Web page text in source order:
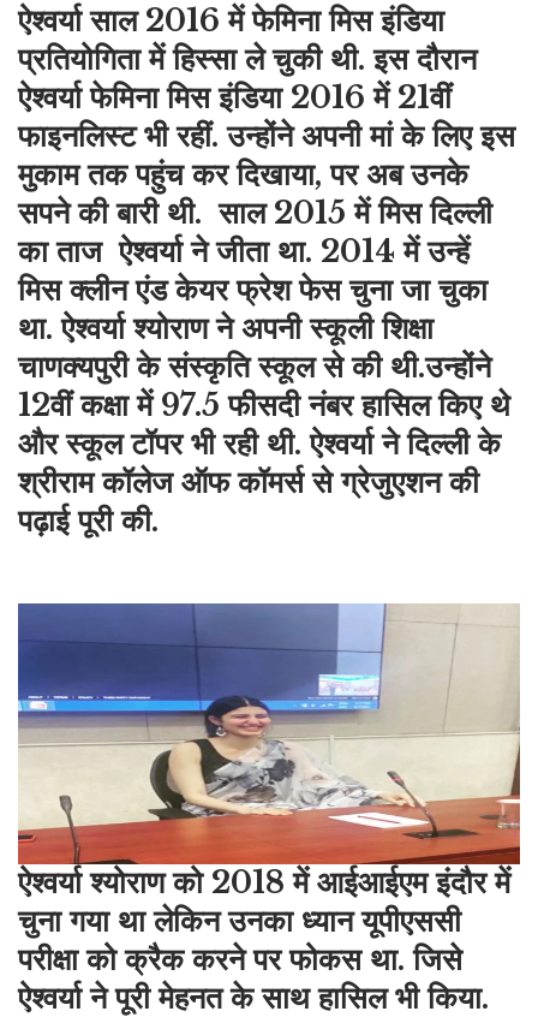
ऐश्वर्या साल 2016 में फेमिना मिस इंडिया
प्रतियोगिता में हिस्सा ले चुकी थी. इस दौरान
ऐश्वर्या फेमिना मिस इंडिया 2016 में 21वीं
फाइनलिस्ट भी रहीं. उन्होंने अपनी मां के लिए इस
मुकाम तक पहुंच कर दिखाया, पर अब उनके
सपने की बारी थी. साल 2015 में मिस दिल्ली
का ताज ऐश्वर्या ने जीता था. 2014 में उन्हें
मिस क्लीन एंड केयर फ्रेश फेस चुना जा चुका
था. ऐश्वर्या श्योराण ने अपनी स्कूली शिक्षा
चाणक्यपुरी के संस्कृति स्कूल से की थी.उन्होंने
12वीं कक्षा में 97.5 फीसदी नंबर हासिल किए थे
और स्कूल टॉपर भी रही थी. ऐश्वर्या ने दिल्ली के
श्रीराम कॉलेज ऑफ कॉमर्स से ग्रेजुएशन की
पढ़ाई पूरी की.
ऐश्वर्या श्योराण को 2018 में आईआईएम इंदौर में
चुना गया था लेकिन उनका ध्यान यूपीएससी
परीक्षा को क्रैक करने पर फोकस था. जिसे
ऐश्वर्या ने पूरी मेहनत के साथ हासिल भी किया.